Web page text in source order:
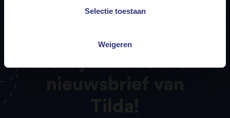
Selectie toestaan
Weigeren
Meld je aan voor de
Tilda!